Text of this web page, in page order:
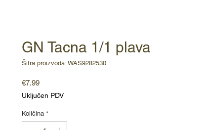
GN Tacna 1/1 plava
Šifra proizvoda: WAS9282530
€7.99Cijena
Uključen PDV
Količina *